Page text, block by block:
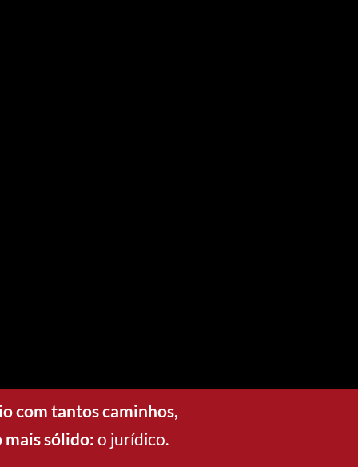
com tantos caminhos,
mais sólido: o jurídico.